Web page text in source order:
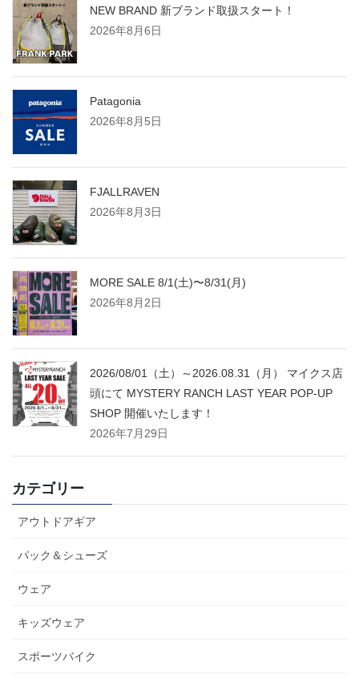
ペ
ー
ジ
送
り
NEW BRAND 新ブランド取扱スタート！
2026年8月6日
Patagonia
2026年8月5日
FJALLRAVEN
2026年8月3日
MORE SALE 8/1(土)〜8/31(月)
2026年8月2日
2026/08/01（土）～2026.08.31（月） マイクス店
頭にて MYSTERY RANCH LAST YEAR POP-UP
SHOP 開催いたします！
2026年7月29日
カテゴリー
アウトドアギア
パック＆シューズ
ウェア
キッズウェア
スポーツバイク